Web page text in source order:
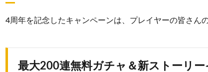
4周年を記念したキャンペーンは、プレイヤーの皆さん
最大200連無料ガチャ＆新ストーリー